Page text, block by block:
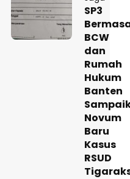
SP3
BCW
dan
Rumah
Hukum
Banten
Novum
Baru
Kasus
RSUD